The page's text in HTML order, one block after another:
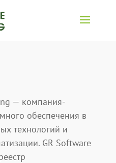
— компания-
обеспечения в
технологий и
GR Software